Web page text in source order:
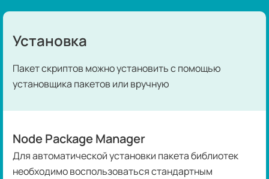
Установка
Пакет скриптов можно установить с помощью
установщика пакетов или вручную
Node Package Manager
Для автоматической установки пакета библиотек
необходимо воспользоваться стандартным